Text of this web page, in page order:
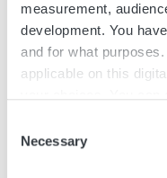
measurement,
development. You
and for what
applicable on this
the Privacy trigger icon.
Selection
Necessary
für eine fossilfreie
technologische
strategische
Micropower